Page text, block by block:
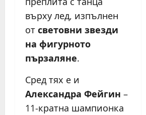
върху лед, изпълнен
от световни звезди
на фигурното
пързаляне.
Сред тях е и
Александра Фейгин –
11-кратна шампионка